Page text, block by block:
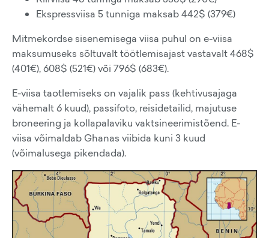
Ekspressviisa 5 tunniga maksab 442$ (379€)
Mitmekordse sisenemisega viisa puhul on e-viisa
maksumuseks sõltuvalt töötlemisajast vastavalt 468$
(401€), 608$ (521€) või 796$ (683€).
E-viisa taotlemiseks on vajalik pass (kehtivusajaga
vähemalt 6 kuud), passifoto, reisidetailid, majutuse
broneering ja kollapalaviku vaktsineerimistõend. E-
viisa võimaldab Ghanas viibida kuni 3 kuud
(võimalusega pikendada).